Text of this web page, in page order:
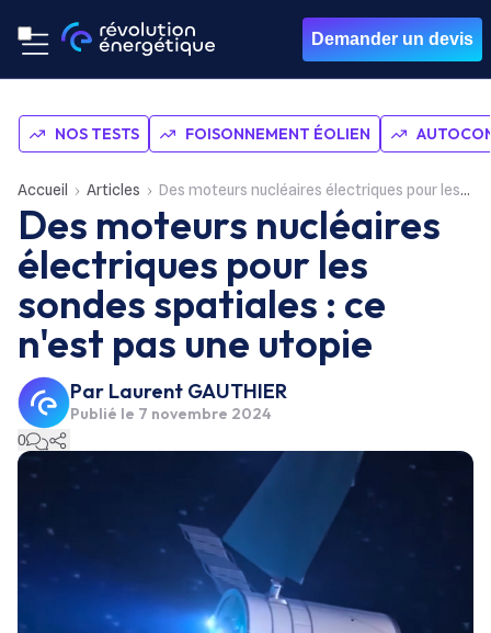
Demander un devis
NOS TESTS FOISONNEMENT ÉOLIEN
Accueil Articles Des moteurs nucléaires électriques pour les sondes spatiales : ce n'est pas une utopie
Des moteurs nucléaires
électriques pour les
sondes spatiales : ce
n'est pas une utopie
Par Laurent GAUTHIER
Publié le 7 novembre 2024
0